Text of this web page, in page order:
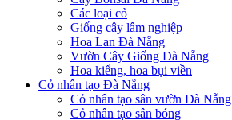
Các loại cỏ
Giống cây lâm nghiệp
Hoa Lan Đà Nẵng
Vườn Cây Giống Đà Nẵng
Hoa kiểng, hoa bụi viền
Cỏ nhân tạo Đà Nẵng
Cỏ nhân tạo sân vườn Đà Nẵng
Cỏ nhân tạo sân bóng